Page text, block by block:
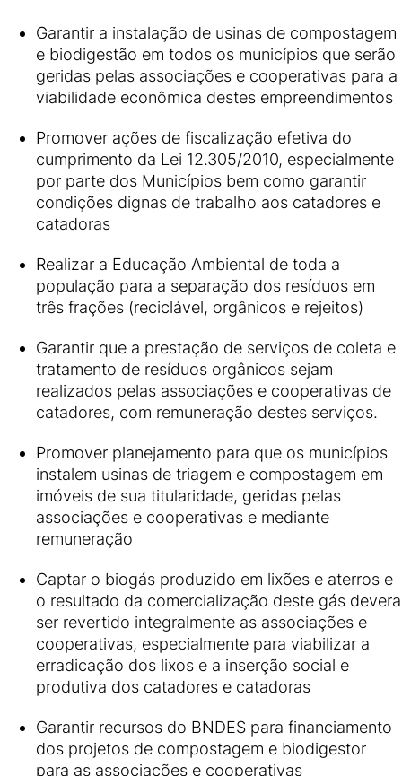
Garantir a instalação de usinas de compostagem
e biodigestão em todos os municípios que serão
geridas pelas associações e cooperativas para a
viabilidade econômica destes empreendimentos
Promover ações de fiscalização efetiva do
cumprimento da Lei 12.305/2010, especialmente
por parte dos Municípios bem como garantir
condições dignas de trabalho aos catadores e
catadoras
Realizar a Educação Ambiental de toda a
população para a separação dos resíduos em
três frações (reciclável, orgânicos e rejeitos)
Garantir que a prestação de serviços de coleta e
tratamento de resíduos orgânicos sejam
realizados pelas associações e cooperativas de
catadores, com remuneração destes serviços.
Promover planejamento para que os municípios
instalem usinas de triagem e compostagem em
imóveis de sua titularidade, geridas pelas
associações e cooperativas e mediante
remuneração
Captar o biogás produzido em lixões e aterros e
o resultado da comercialização deste gás devera
ser revertido integralmente as associações e
cooperativas, especialmente para viabilizar a
erradicação dos lixos e a inserção social e
produtiva dos catadores e catadoras
Garantir recursos do BNDES para financiamento
dos projetos de compostagem e biodigestor
para as associações e cooperativas